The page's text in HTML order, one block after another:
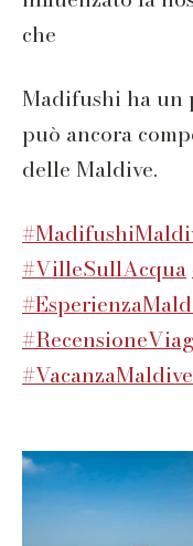
che
Madifushi ha un
può ancora
delle Maldive.
#VilleSullAcqua
#VacanzaMaldive